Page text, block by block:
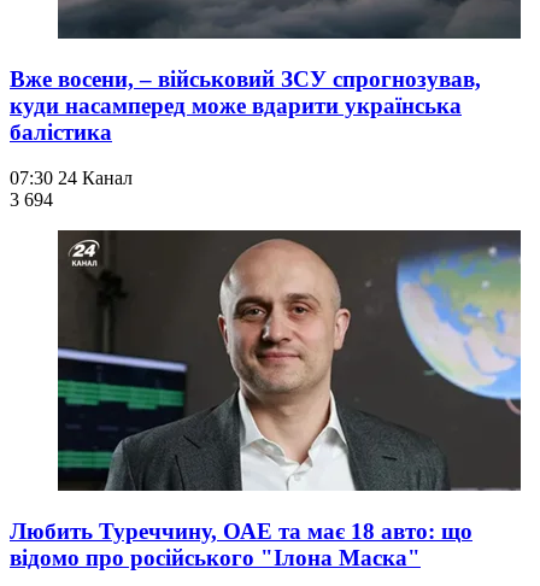
Вже восени, – військовий ЗСУ спрогнозував,
куди насамперед може вдарити українська
балістика
07:30 24 Канал
3 694
Любить Туреччину, ОАЕ та має 18 авто: що
відомо про російського "Ілона Маска"